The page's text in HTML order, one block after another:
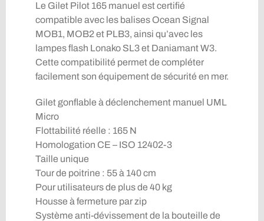
Le Gilet Pilot 165 manuel est certifié
compatible avec les balises Ocean Signal
MOB1, MOB2 et PLB3, ainsi qu’avec les
lampes flash Lonako SL3 et Daniamant W3.
Cette compatibilité permet de compléter
facilement son équipement de sécurité en mer.
Gilet gonflable à déclenchement manuel UML
Micro
Flottabilité réelle : 165 N
Homologation CE – ISO 12402-3
Taille unique
Tour de poitrine : 55 à 140 cm
Pour utilisateurs de plus de 40 kg
Housse à fermeture par zip
Système anti-dévissement de la bouteille de